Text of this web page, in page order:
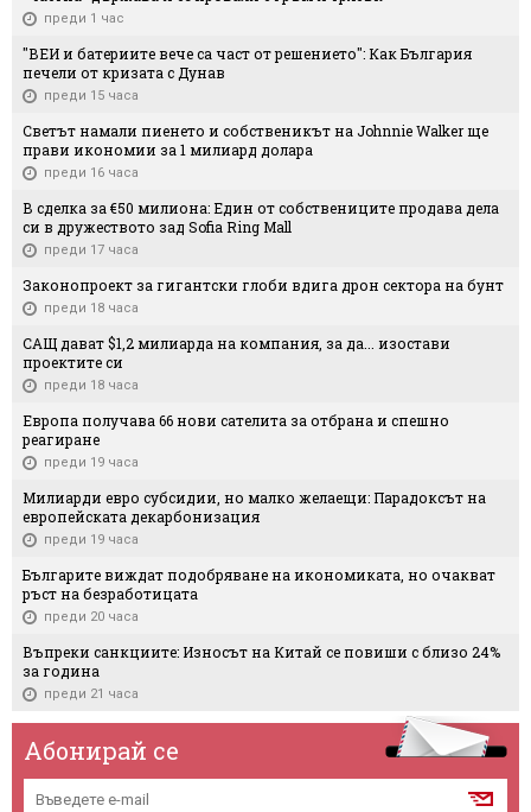
преди 1 час
"ВЕИ и батериите вече са част от решението": Как България
печели от кризата с Дунав
преди 15 часа
Светът намали пиенето и собственикът на Johnnie Walker ще
прави икономии за 1 милиард долара
преди 16 часа
В сделка за €50 милиона: Един от собствениците продава дела
си в дружеството зад Sofia Ring Mall
преди 17 часа
Законопроект за гигантски глоби вдига дрон сектора на бунт
преди 18 часа
САЩ дават $1,2 милиарда на компания, за да... изостави
проектите си
преди 18 часа
Европа получава 66 нови сателита за отбрана и спешно
реагиране
преди 19 часа
Милиарди евро субсидии, но малко желаещи: Парадоксът на
европейската декарбонизация
преди 19 часа
Българите виждат подобряване на икономиката, но очакват
ръст на безработицата
преди 20 часа
Въпреки санкциите: Износът на Китай се повиши с близо 24%
за година
преди 21 часа
Абонирай се